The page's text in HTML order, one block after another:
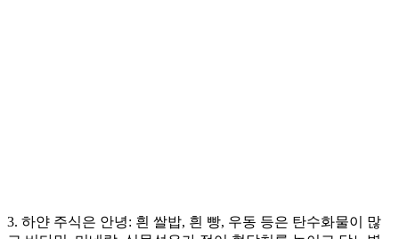
3. 하얀 주식은 안녕: 흰 쌀밥, 흰 빵, 우동 등은 탄수화물이 많